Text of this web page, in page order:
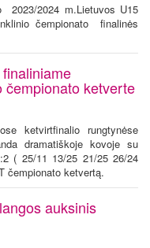
2023/2024 m.Lietuvos U15
čempionato finalinės
čempionato ketverte
ketvirtfinalio rungtynėse
dramatiškoje kovoje su
( 25/11 13/25 21/25 26/24
čempionato ketvertą.
auksinis